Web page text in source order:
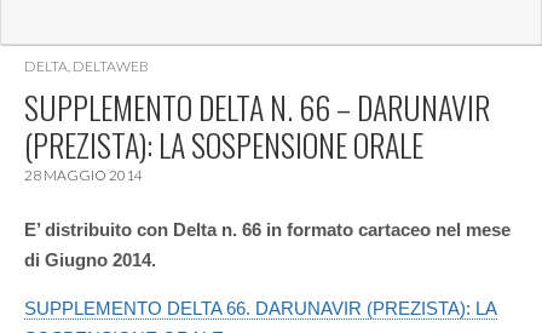
ASSOCIAZIONE NADIR
ETS
DELTA, DELTAWEB
SUPPLEMENTO DELTA N. 66 – DARUNAVIR
(PREZISTA): LA SOSPENSIONE ORALE
28 MAGGIO 2014
E’ distribuito con Delta n. 66 in formato cartaceo nel mese
di Giugno 2014.
SUPPLEMENTO DELTA 66. DARUNAVIR (PREZISTA): LA